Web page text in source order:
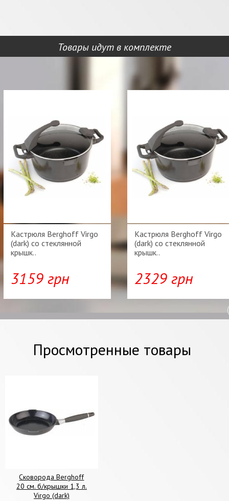
Товары идут в комплекте
Кастрюля Berghoff Virgo
(dark) со стеклянной
крышк..
3159 грн
Кастрюля Berghoff Virgo
(dark) со стеклянной
крышк..
2329 грн
Просмотренные товары
Сковорода Berghoff
20 см. б/крышки 1,3 л.
Virgo (dark)